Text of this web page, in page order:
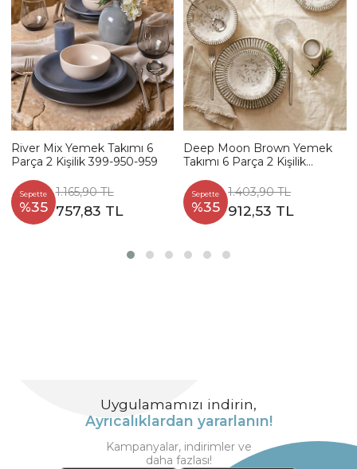
River Mix Yemek Takımı 6
Parça 2 Kişilik 399-950-959
Sepette
%35
1.165,90 TL
757,83 TL
Deep Moon Brown Yemek
Takımı 6 Parça 2 Kişilik
Sepette
%35
1.403,90 TL
912,53 TL
Uygulamamızı indirin,
Ayrıcalıklardan yararlanın!
Kampanyalar, indirimler ve
daha fazlası!